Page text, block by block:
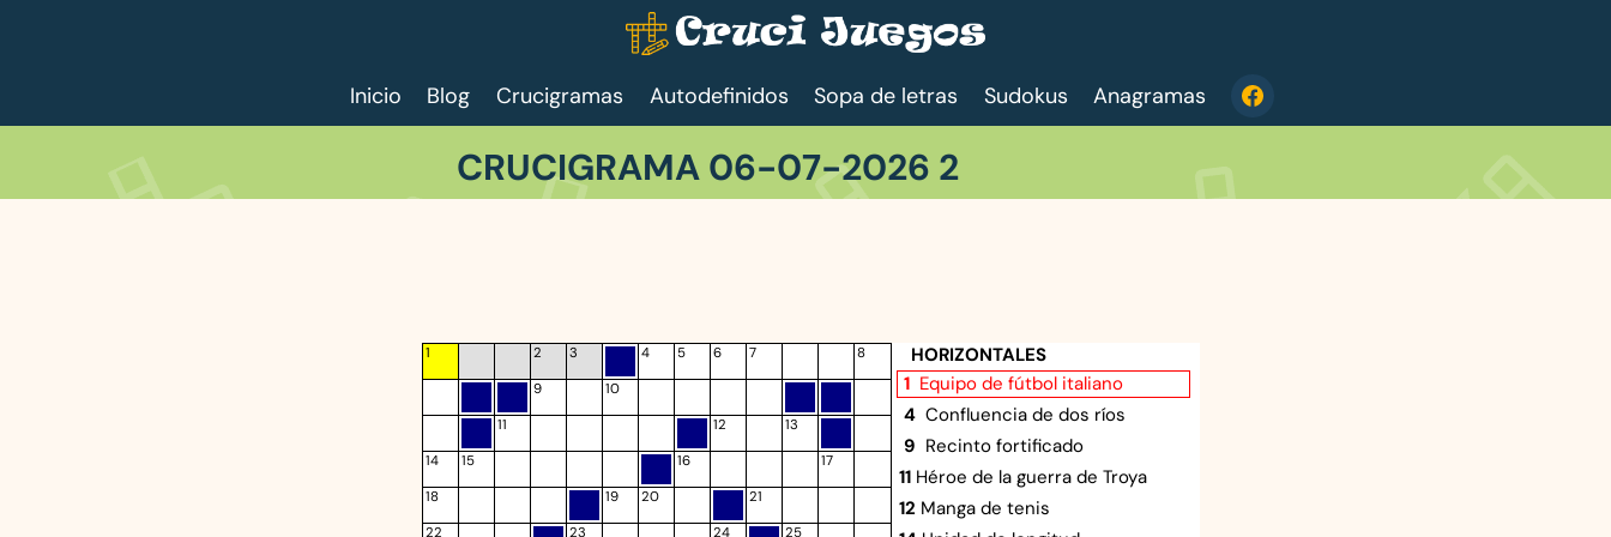
Inicio Blog Crucigramas Autodefinidos Sopa de letras Sudokus Anagramas
CRUCIGRAMA 06-07-2026 2
HORIZONTALES
1 Equipo de fútbol italiano
4 Confluencia de dos ríos
9 Recinto fortificado
11 Héroe de la guerra de Troya
12 Manga de tenis
1 2 3 4 5 6 7
8
9
10
11
12
13
14
15 16
17
18
19 20
21
22
23 24
25